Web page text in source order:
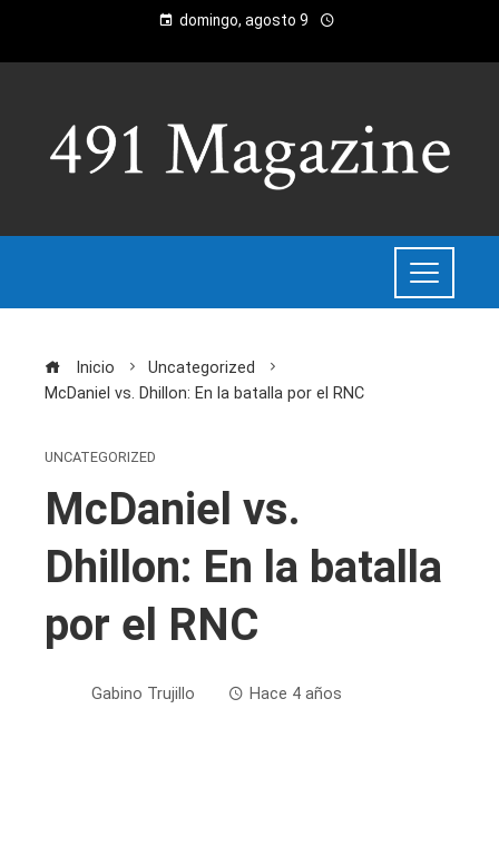
domingo, agosto 9
Inicio
Uncategorized
McDaniel vs. Dhillon: En la batalla por el RNC
UNCATEGORIZED
McDaniel vs.
Dhillon: En la batalla
por el RNC
Gabino Trujillo Hace 4 años